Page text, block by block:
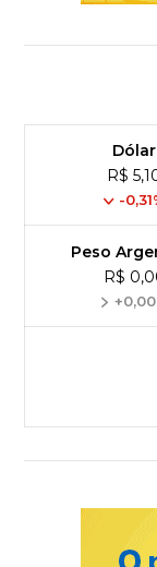
Dólar
R$
-
Peso
R$